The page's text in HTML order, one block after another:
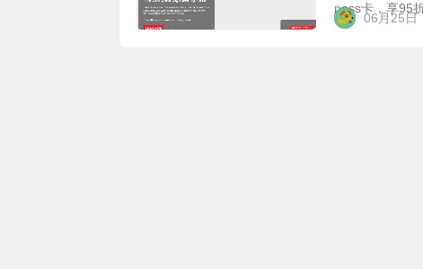
pass卡，享95
06月25日